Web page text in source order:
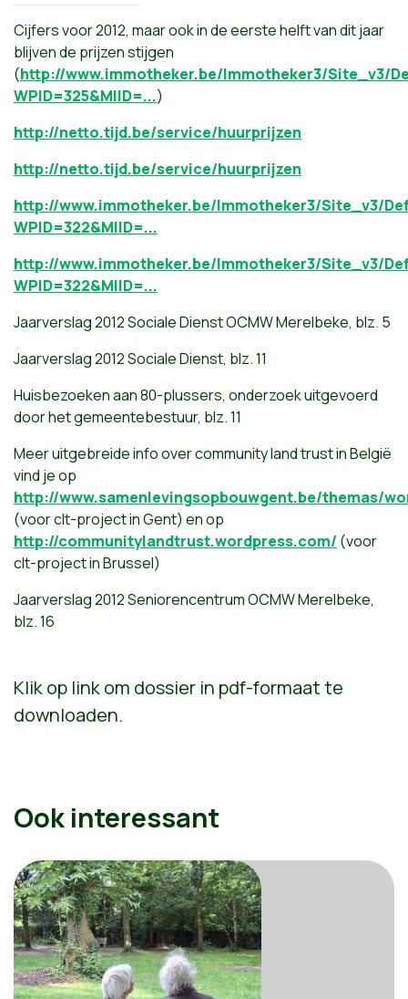
Cijfers voor 2012, maar ook in de eerste helft van dit jaar
blijven de prijzen stijgen
(http://www.immotheker.be/Immotheker3/Site_v3/
WPID=325&MIID=...)
http://netto.tijd.be/service/huurprijzen
http://netto.tijd.be/service/huurprijzen
http://www.immotheker.be/Immotheker3/Site_v3/
WPID=322&MIID=...
http://www.immotheker.be/Immotheker3/Site_v3/
WPID=322&MIID=...
Jaarverslag 2012 Sociale Dienst OCMW Merelbeke, blz. 5
Jaarverslag 2012 Sociale Dienst, blz. 11
Huisbezoeken aan 80-plussers, onderzoek uitgevoerd
door het gemeentebestuur, blz. 11
Meer uitgebreide info over community land trust in België
vind je op
http://www.samenlevingsopbouwgent.be/themas/
(voor clt-project in Gent) en op
http://communitylandtrust.wordpress.com/ (voor
clt-project in Brussel)
Jaarverslag 2012 Seniorencentrum OCMW Merelbeke,
blz. 16
Klik op link om dossier in pdf-formaat te
downloaden.
Ook interessant